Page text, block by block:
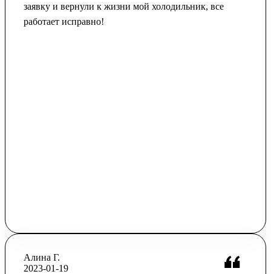
заявку и вернули к жизни мой холодильник, все
работает исправно!
Алина Г.
2023-01-19